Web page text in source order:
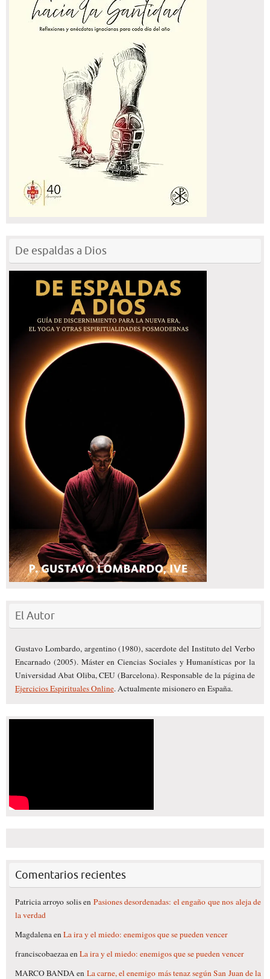
De espaldas a Dios
El Autor
Gustavo Lombardo, argentino (1980), sacerdote del Instituto del Verbo
Encarnado (2005). Máster en Ciencias Sociales y Humanísticas por la
Universidad Abat Oliba, CEU (Barcelona). Responsable de la página de
Ejercicios Espirituales Online. Actualmente misionero en España.
Comentarios recientes
Patricia arroyo solisen Pasiones desordenadas: el engaño que nos aleja de
la verdad
MagdalenaenLa ira y el miedo: enemigos que se pueden vencer
franciscobaezaaenLa ira y el miedo: enemigos que se pueden vencer
MARCO BANDAen La carne, el enemigo más tenaz según San Juan de la